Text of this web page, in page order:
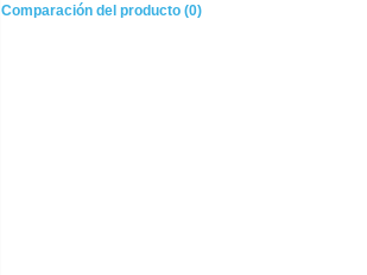
Comparación del producto (0)